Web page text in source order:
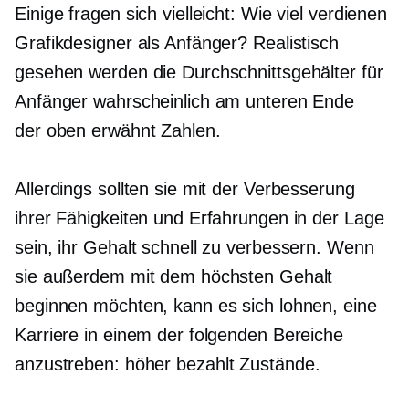
Einige fragen sich vielleicht: Wie viel verdienen
Grafikdesigner als Anfänger? Realistisch
gesehen werden die Durchschnittsgehälter für
Anfänger wahrscheinlich am unteren Ende
der oben erwähntZahlen.
Allerdings sollten sie mit der Verbesserung
ihrer Fähigkeiten und Erfahrungen in der Lage
sein, ihr Gehalt schnell zu verbessern. Wenn
sie außerdem mit dem höchsten Gehalt
beginnen möchten, kann es sich lohnen, eine
Karriere in einem der folgenden Bereiche
anzustreben: höher bezahltZustände.